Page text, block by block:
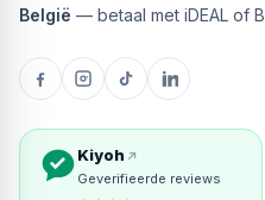
België — betaal met iDEAL of
Kiyoh
Geverifieerde reviews